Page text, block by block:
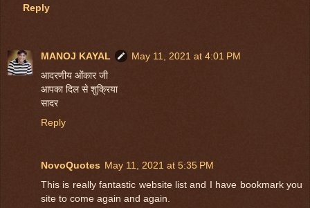
Reply
MANOJ KAYAL
May 11, 2021 at 4:01 PM
आदरणीय ओंकार जी
आपका दिल से शुक्रिया
सादर
Reply
NovoQuotes May 11, 2021 at 5:35 PM
This is really fantastic website list and I have bookmark you
site to come again and again.